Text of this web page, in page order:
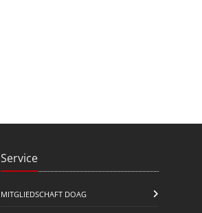
Service
MITGLIEDSCHAFT DOAG